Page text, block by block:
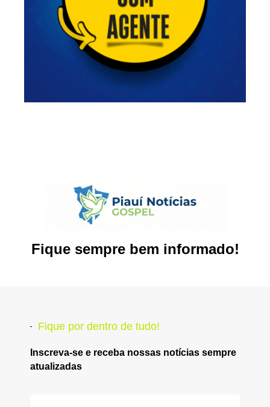
Fique sempre bem informado!
Fique por dentro de tudo!
Inscreva-se e receba nossas notícias sempre
atualizadas